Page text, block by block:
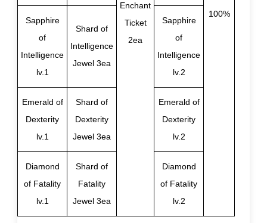
Enchant
Ticket
2ea
100%
Sapphire
of
Intelligence
lv.1
Shard of
Intelligence
Jewel 3ea
Sapphire
of
Intelligence
lv.2
Emerald of
Dexterity
lv.1
Shard of
Dexterity
Jewel 3ea
Emerald of
Dexterity
lv.2
Diamond
of Fatality
lv.1
Shard of
Fatality
Jewel 3ea
Diamond
of Fatality
lv.2